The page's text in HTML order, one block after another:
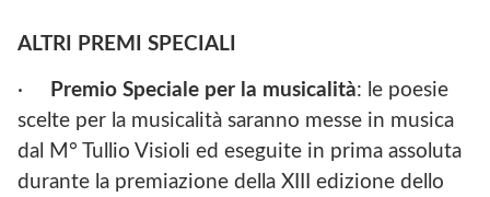
ALTRI PREMI SPECIALI
· Premio Speciale per la musicalità: le poesie
scelte per la musicalità saranno messe in musica
dal M° Tullio Visioli ed eseguite in prima assoluta
durante la premiazione della XIII edizione dello